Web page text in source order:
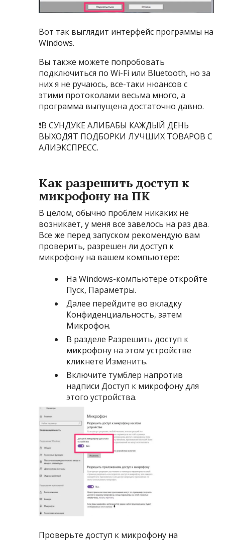
Вот так выглядит интерфейс программы на
Windows.
Вы также можете попробовать
подключиться по Wi-Fi или Bluetooth, но за
них я не ручаюсь, все-таки нюансов с
этими протоколами весьма много, а
программа выпущена достаточно давно.
❗️В СУНДУКЕ АЛИБАБЫ КАЖДЫЙ ДЕНЬ
ВЫХОДЯТ ПОДБОРКИ ЛУЧШИХ ТОВАРОВ С
АЛИЭКСПРЕСС.
Как разрешить доступ к
микрофону на ПК
В целом, обычно проблем никаких не
возникает, у меня все завелось на раз два.
Все же перед запуском рекомендую вам
проверить, разрешен ли доступ к
микрофону на вашем компьютере:
На Windows-компьютере откройте
Пуск, Параметры.
Далее перейдите во вкладку
Конфиденциальность, затем
Микрофон.
В разделе Разрешить доступ к
микрофону на этом устройстве
кликнете Изменить.
Включите тумблер напротив
надписи Доступ к микрофону для
этого устройства.
Проверьте доступ к микрофону на